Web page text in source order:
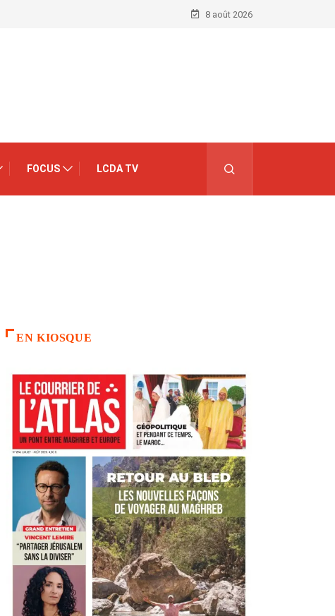
8 août 2026
FOCUS LCDA TV
EN KIOSQUE